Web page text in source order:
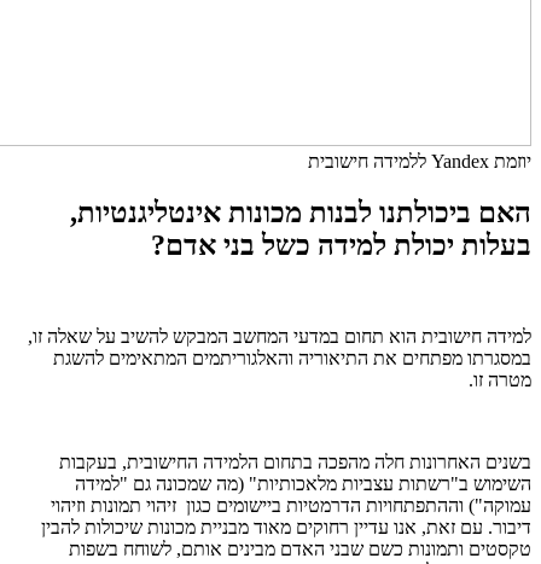
יוזמת Yandex ללמידה חישובית
האם ביכולתנו לבנות מכונות אינטליגנטיות,
בעלות יכולת למידה כשל בני אדם?
למידה חישובית הוא תחום במדעי המחשב המבקש להשיב על שאלה זו,
במסגרתו מפתחים את התיאוריה והאלגוריתמים המתאימים להשגת
מטרה זו.
בשנים האחרונות חלה מהפכה בתחום הלמידה החישובית, בעקבות
השימוש ב"רשתות עצביות מלאכותיות" (מה שמכונה גם "למידה
עמוקה") וההתפתחויות הדרמטיות ביישומים כגון זיהוי תמונות וזיהוי
דיבור. עם זאת, אנו עדיין רחוקים מאוד מבניית מכונות שיכולות להבין
טקסטים ותמונות כשם שבני האדם מבינים אותם, לשוחח בשפות